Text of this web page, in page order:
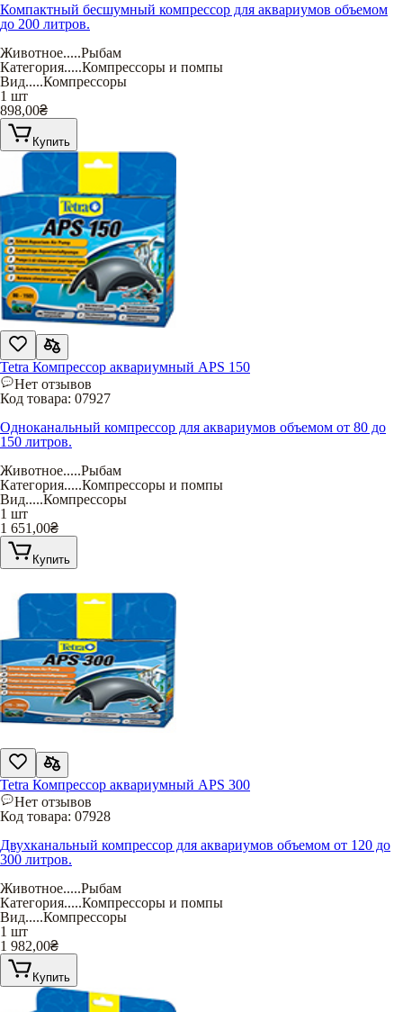
Компактный бесшумный компрессор для аквариумов объемом
до 200 литров.
Животное.....Рыбам
Категория.....Компрессоры и помпы
Вид.....Компрессоры
1 шт
898,00₴
Купить
Tetra Компрессор аквариумный APS 150
Нет отзывов
Код товара: 07927
Одноканальный компрессор для аквариумов объемом от 80 до
150 литров.
Животное.....Рыбам
Категория.....Компрессоры и помпы
Вид.....Компрессоры
1 шт
1 651,00₴
Купить
Tetra Компрессор аквариумный APS 300
Нет отзывов
Код товара: 07928
Двухканальный компрессор для аквариумов объемом от 120 до
300 литров.
Животное.....Рыбам
Категория.....Компрессоры и помпы
Вид.....Компрессоры
1 шт
1 982,00₴
Купить